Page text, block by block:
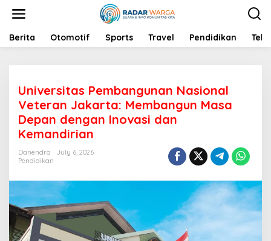
t
Berita Otomotif Sports Travel Pendidikan
Universitas Pembangunan Nasional
Veteran Jakarta: Membangun Masa
Depan dengan Inovasi dan
Kemandirian
Danendra
July 6, 2026
Pendidikan